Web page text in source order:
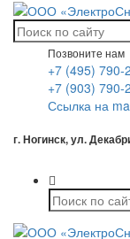
Позвоните нам
+7 (495) 790-
+7 (903) 790-
Ссылка на
г. Ногинск, ул.